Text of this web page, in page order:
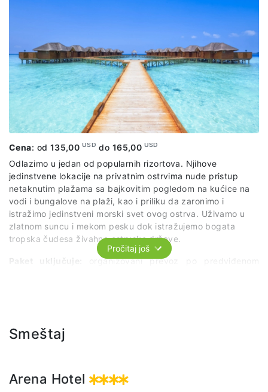
Cena: od 135,00 USD do 165,00 USD
Odlazimo u jedan od popularnih rizortova. Njihove
jedinstvene lokacije na privatnim ostrvima nude pristup
netaknutim plažama sa bajkovitim pogledom na kućice na
vodi i bungalove na plaži, kao i priliku da zaronimo i
istražimo jedinstveni morski svet ovog ostrva. Uživamo u
zlatnom suncu i mekom pesku dok istražujemo bogata
tropska čudesa živahne ostrvske države.
Paket uključuje:
organizovani prevoz po predviđenom
Pročitaj još
Smeštaj
Arena Hotel